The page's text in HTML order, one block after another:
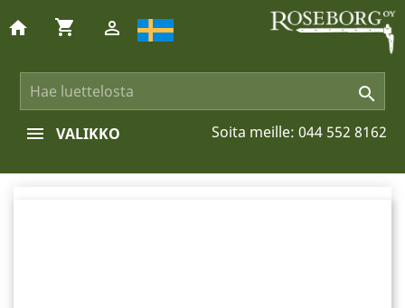

home shopping_cart 
Soita meille: 044 552 8162
VALIKKO